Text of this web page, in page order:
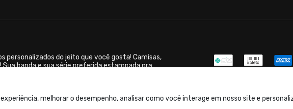
melhorar o desempenho, analisar como você interage em nosso site e
personalizados do jeito que você gosta! Camisas,
banda e sua série preferida estampada pra